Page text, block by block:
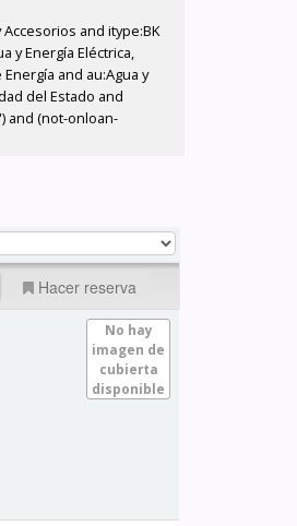
and itype:BK
y Energía Eléctrica,
and au:Agua y
del Estado and
and (not-onloan-
Hacer reserva
No hay
imagen de
cubierta
disponible